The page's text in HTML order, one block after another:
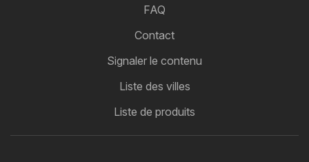
FAQ
Contact
Signaler le contenu
Liste des villes
Liste de produits